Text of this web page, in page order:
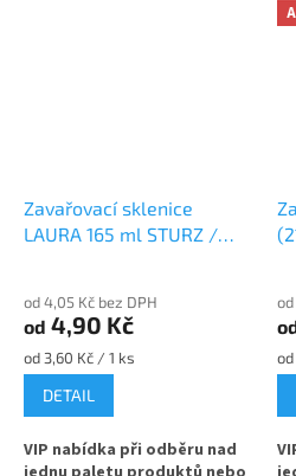
Zavařovací sklenice
LAURA 165 ml STURZ /
od 4,05 Kč bez DPH
od 4,90 Kč
Měrná
cena:
od 3,60 Kč / 1 ks
DETAIL
VIP nabídka při odběru nad